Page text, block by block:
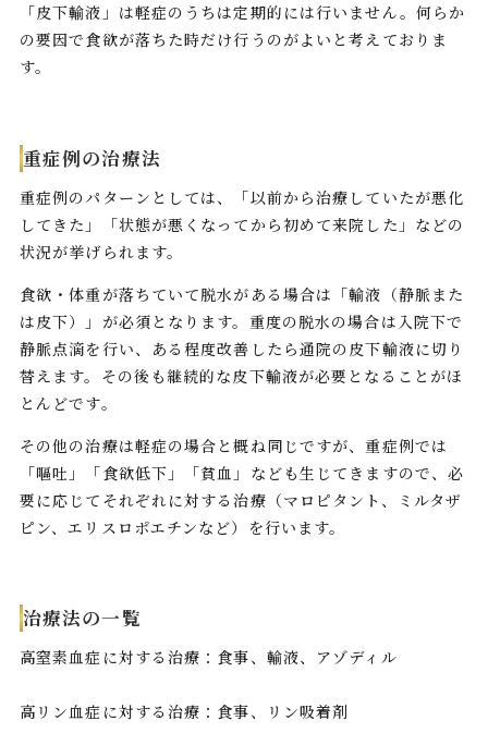
「皮下輸液」は軽症のうちは定期的には行いません。何らか
の要因で食欲が落ちた時だけ行うのがよいと考えておりま
す。
重症例の治療法
重症例のパターンとしては、「以前から治療していたが悪化
してきた」「状態が悪くなってから初めて来院した」などの
状況が挙げられます。
食欲・体重が落ちていて脱水がある場合は「輸液（静脈また
は皮下）」が必須となります。重度の脱水の場合は入院下で
静脈点滴を行い、ある程度改善したら通院の皮下輸液に切り
替えます。その後も継続的な皮下輸液が必要となることがほ
とんどです。
その他の治療は軽症の場合と概ね同じですが、重症例では
「嘔吐」「食欲低下」「貧血」なども生じてきますので、必
要に応じてそれぞれに対する治療（マロピタント、ミルタザ
ピン、エリスロポエチンなど）を行います。
治療法の一覧
高窒素血症に対する治療：食事、輸液、アゾディル
高リン血症に対する治療：食事、リン吸着剤